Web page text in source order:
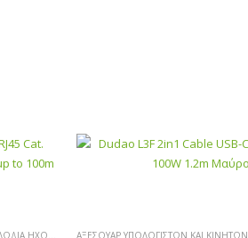
ΉΧΟΥ-HDMI-ΔΙΚΤΎΟΥ ΑΞΕΣΟΥΆΡ ΥΠΟΛΟΓΙΣΤΏΝ ΚΑΙ ΚΙΝΗΤΏΝ